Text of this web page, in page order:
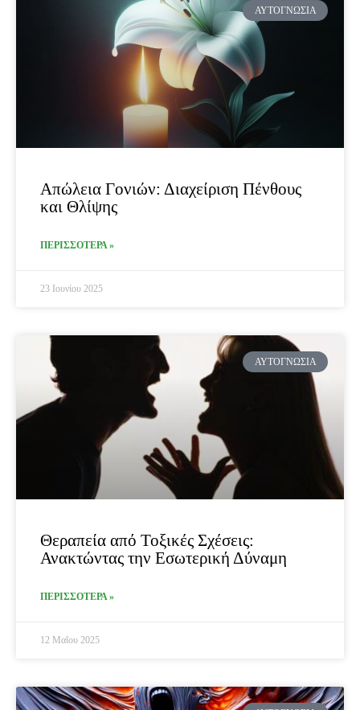
ΑΥΤΟΓΝΩΣΊΑ
Απώλεια Γονιών: Διαχείριση Πένθους
και Θλίψης
ΠΕΡΙΣΣΟΤΕΡΑ »
23 Ιουνίου 2025
ΑΥΤΟΓΝΩΣΊΑ
Θεραπεία από Τοξικές Σχέσεις:
Ανακτώντας την Εσωτερική Δύναμη
ΠΕΡΙΣΣΟΤΕΡΑ »
12 Μαΐου 2025